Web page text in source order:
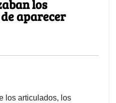
los
aparecer
los articulados, los